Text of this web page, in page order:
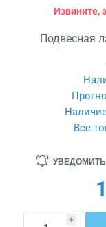
Извините,
Подвесная
Все
УВЕДОМИТЬ
i